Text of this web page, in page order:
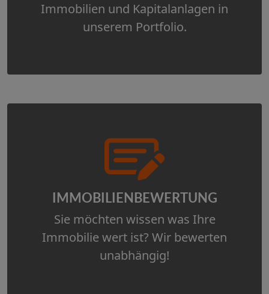
Immobilien und Kapitalanlagen in
unserem Portfolio.
IMMOBILIEN­BEWERTUNG
Sie möchten wissen was Ihre
Immobilie wert ist? Wir bewerten
unabhängig!